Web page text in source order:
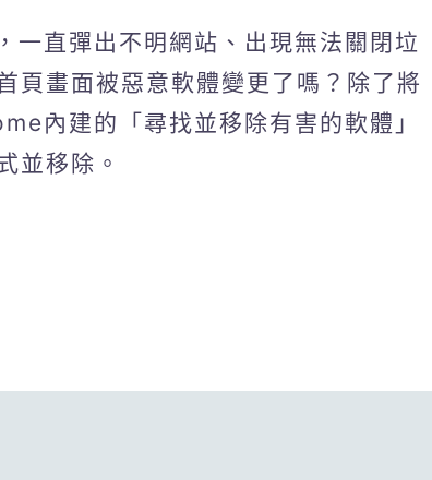
直彈出不明網站、出現無法關閉垃
頁畫面被惡意軟體變更了嗎？除了將
內建的「尋找並移除有害的軟體」
並移除。